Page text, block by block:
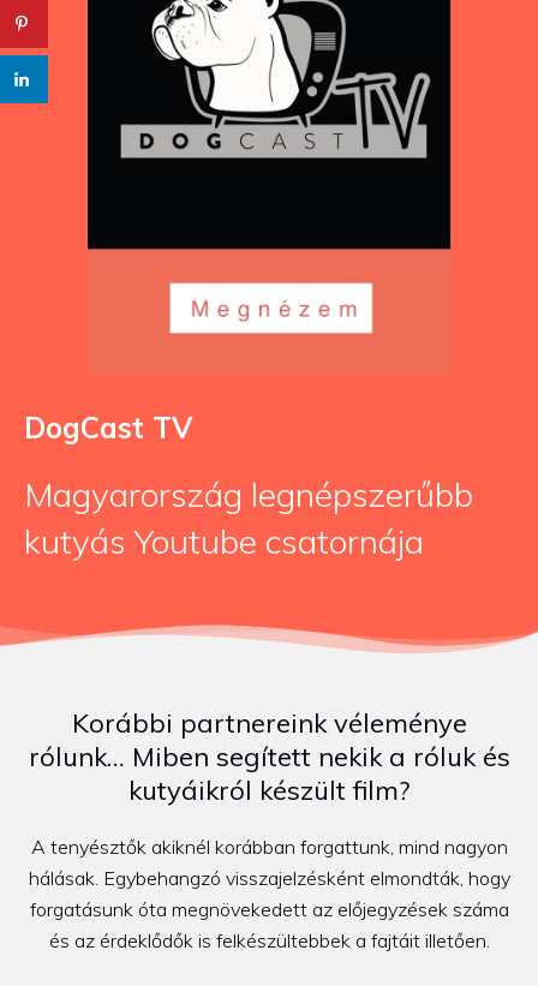
DogCast TV
Magyarország legnépszerűbb
kutyás Youtube csatornája
Korábbi partnereink véleménye
rólunk… Miben segített nekik a róluk és
kutyáikról készült film?
A tenyésztők akiknél korábban forgattunk, mind nagyon
hálásak. Egybehangzó visszajelzésként elmondták, hogy
forgatásunk óta megnövekedett az előjegyzések száma
és az érdeklődők is felkészültebbek a fajtáit illetően.